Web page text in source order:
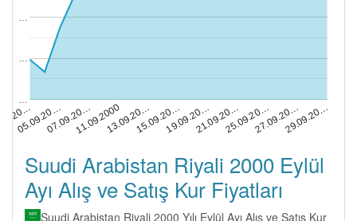
05.09.20…07.09.20…11.09.200013.09.20…15.09.20…19.09.20…21.09.20…25.09.20…27.09.20…29.09.20…
…
…
Suudi Arabistan Riyali 2000 Eylül
Ayı Alış ve Satış Kur Fiyatları
Suudi Arabistan Riyali 2000 Yılı Eylül Ayı Alış ve Satış Kur